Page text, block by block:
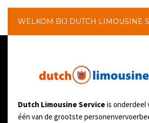
WELKOM BIJ DUTCH LIMOUSINE
Dutch Limousine Serviceis onderdeel
één van de grootste